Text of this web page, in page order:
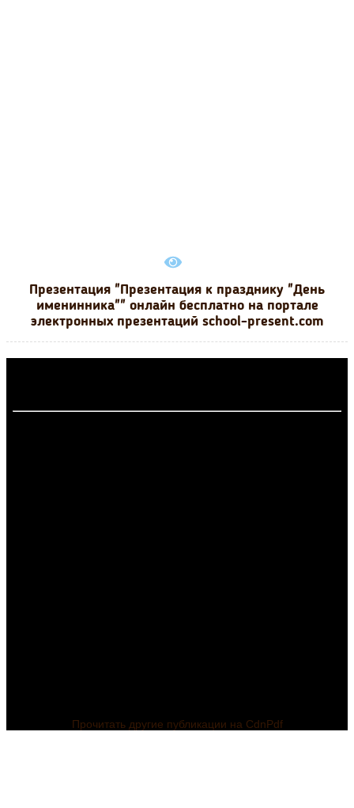
Презентация "Презентация к празднику "День
именинника"" онлайн бесплатно на портале
электронных презентаций school-present.com
Прочитать другие публикации на CdnPdf